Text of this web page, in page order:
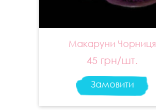
Макаруни Чорниця
45 грн/шт.
Замовити